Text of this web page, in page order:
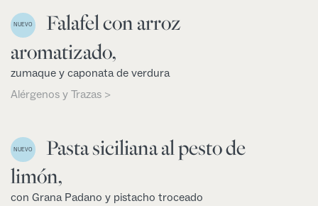
NUEVO
Falafel con arroz
aromatizado,
zumaque y caponata de verdura
Alérgenos y Trazas >
NUEVO
Pasta siciliana al pesto de
limón,
con Grana Padano y pistacho troceado